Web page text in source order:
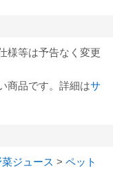
様等は予告なく変更
商品です。詳細はサ
ジュース > ペット